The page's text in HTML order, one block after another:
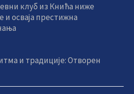
клуб из Кнића ниже
и осваја престижна
и традиције: Отворен